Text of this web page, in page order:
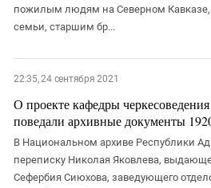
Южный Кавказ
ЮФО
пожилым людям на Северном Кавказе,
семьи, старшим бр...
22:35, 24 сентября 2021
О проекте кафедры
поведали архивные документы
В Национальном архиве Республики
переписку Николая Яковлева,
Сефербия Сиюхова, заведующего